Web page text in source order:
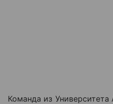
Команда из